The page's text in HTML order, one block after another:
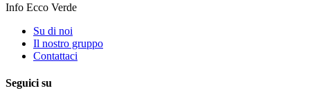
Info Ecco Verde
Su di noi
Il nostro gruppo
Contattaci
Seguici su